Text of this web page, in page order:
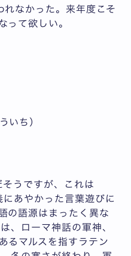
れなかった。来年度こそ
って欲しい。
いち）
うですが、これは
あやかった言葉遊びに
の語源はまったく異な
、ローマ神話の軍神、
るマルスを指すラテン